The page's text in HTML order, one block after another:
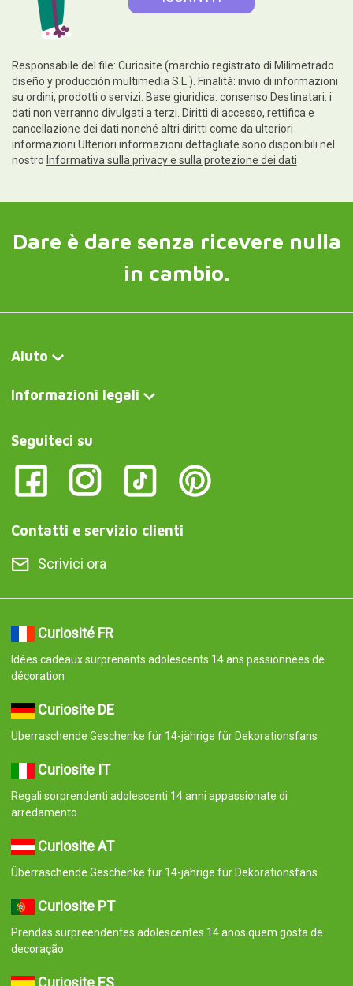
Responsabile del file: Curiosite (marchio registrato di Milimetrado
diseño y producción multimedia S.L.). Finalità: invio di informazioni
su ordini, prodotti o servizi. Base giuridica: consenso.Destinatari: i
dati non verranno divulgati a terzi. Diritti di accesso, rettifica e
cancellazione dei dati nonché altri diritti come da ulteriori
informazioni.Ulteriori informazioni dettagliate sono disponibili nel
nostro Informativa sulla privacy e sulla protezione dei dati
Dare è dare senza ricevere nulla
in cambio.
Aiuto
Informazioni legali
Seguiteci su
Contatti e servizio clienti
Scrivici ora
Curiosité FR
Idées cadeaux surprenants adolescents 14 ans passionnées de
décoration
Curiosite DE
Überraschende Geschenke für 14-jährige für Dekorationsfans
Curiosite IT
Regali sorprendenti adolescenti 14 anni appassionate di
arredamento
Curiosite AT
Überraschende Geschenke für 14-jährige für Dekorationsfans
Curiosite PT
Prendas surpreendentes adolescentes 14 anos quem gosta de
decoração
Curiosite ES